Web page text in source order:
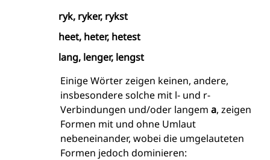
ryk, ryker, rykst
heet, heter, hetest
lang, lenger, lengst
Einige Wörter zeigen keinen, andere,
insbesondere solche mit l- und r-
Verbindungen und/oder langem a, zeigen
Formen mit und ohne Umlaut
nebeneinander, wobei die umgelauteten
Formen jedoch dominieren: